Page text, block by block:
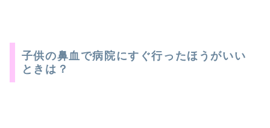
子供の鼻血で病院にすぐ行ったほうがいい
ときは？